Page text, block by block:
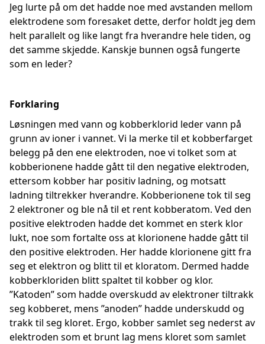
Jeg lurte på om det hadde noe med avstanden mellom
elektrodene som foresaket dette, derfor holdt jeg dem
helt parallelt og like langt fra hverandre hele tiden, og
det samme skjedde. Kanskje bunnen også fungerte
som en leder?
Forklaring
Løsningen med vann og kobberklorid leder vann på
grunn av ioner i vannet. Vi la merke til et kobberfarget
belegg på den ene elektroden, noe vi tolket som at
kobberionene hadde gått til den negative elektroden,
ettersom kobber har positiv ladning, og motsatt
ladning tiltrekker hverandre. Kobberionene tok til seg
2 elektroner og ble nå til et rent kobberatom. Ved den
positive elektroden hadde det kommet en sterk klor
lukt, noe som fortalte oss at klorionene hadde gått til
den positive elektroden. Her hadde klorionene gitt fra
seg et elektron og blitt til et kloratom. Dermed hadde
kobberkloriden blitt spaltet til kobber og klor.
”Katoden” som hadde overskudd av elektroner tiltrakk
seg kobberet, mens ”anoden” hadde underskudd og
trakk til seg kloret. Ergo, kobber samlet seg nederst av
elektroden som et brunt lag mens kloret som samlet